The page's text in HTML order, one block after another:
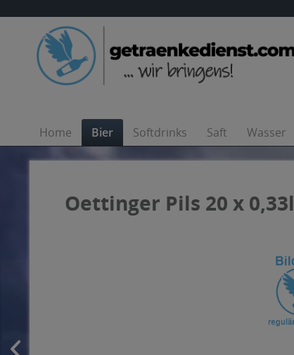
Home Bier Softdrinks Saft Wasser
Oettinger Pils 20 x 0,33l